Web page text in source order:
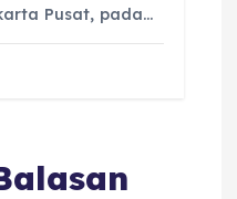
Pusat, pada…